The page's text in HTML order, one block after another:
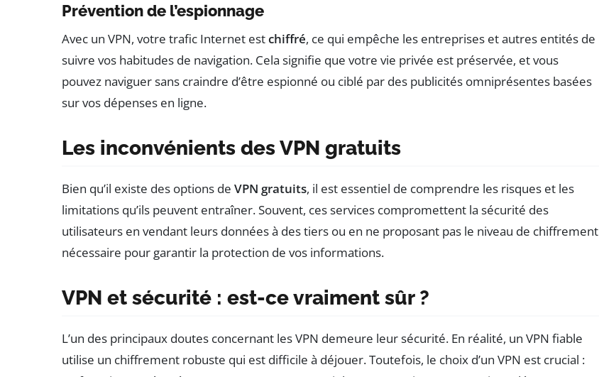
Prévention de l’espionnage
Avec un VPN, votre trafic Internet estchiffré, ce qui empêche les entreprises et autres entités de
suivre vos habitudes de navigation. Cela signifie que votre vie privée est préservée, et vous
pouvez naviguer sans craindre d’être espionné ou ciblé par des publicités omniprésentes basées
sur vos dépenses en ligne.
Les inconvénients des VPN gratuits
Bien qu’il existe des options de VPN gratuits, il est essentiel de comprendre les risques et les
limitations qu’ils peuvent entraîner. Souvent, ces services compromettent la sécurité des
utilisateurs en vendant leurs données à des tiers ou en ne proposant pas le niveau de chiffrement
nécessaire pour garantir la protection de vos informations.
VPN et sécurité : est-ce vraiment sûr ?
L’un des principaux doutes concernant les VPN demeure leur sécurité. En réalité, un VPN fiable
utilise un chiffrement robuste qui est difficile à déjouer. Toutefois, le choix d’un VPN est crucial :